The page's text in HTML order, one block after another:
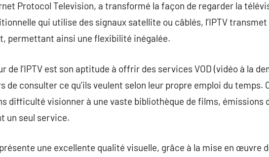
Protocol Television, a transformé la façon de regarder la
qui utilise des signaux satellite ou câblés, l’IPTV
permettant ainsi une flexibilité inégalée.
de l’IPTV est son aptitude à offrir des services VOD (vidéo à la
de consulter ce qu’ils veulent selon leur propre emploi du temps.
difficulté visionner à une vaste bibliothèque de films, émissions
un seul service.
présente une excellente qualité visuelle, grâce à la mise en œuvre